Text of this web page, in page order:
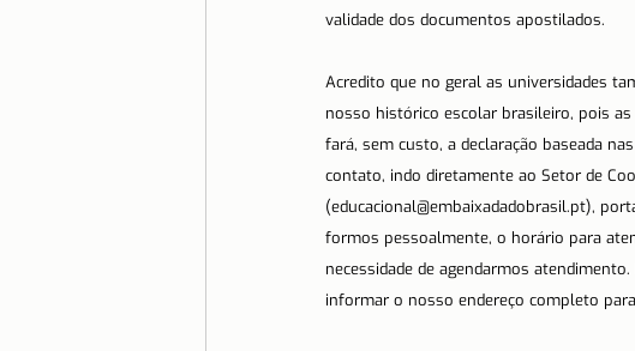
validade dos documentos apostilados.
Acredito que no geral as universidades
nosso histórico escolar brasileiro, pois
fará, sem custo, a declaração baseada
contato, indo diretamente ao Setor de
(educacional@embaixadadobrasil.pt),
formos pessoalmente, o horário para
necessidade de agendarmos
informar o nosso endereço completo